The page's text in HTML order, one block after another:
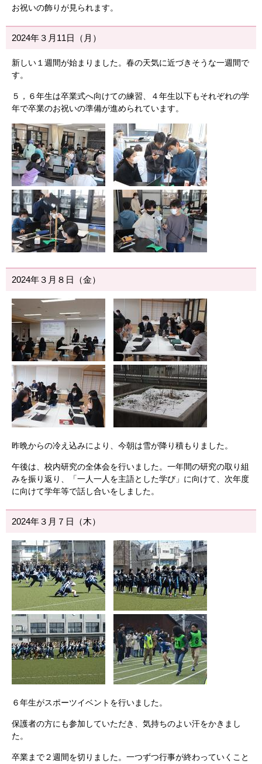
お祝いの飾りが見られます。
2024年３月11日（月）
新しい１週間が始まりました。春の天気に近づきそうな一週間で
す。
５，６年生は卒業式へ向けての練習、４年生以下もそれぞれの学
年で卒業のお祝いの準備が進められています。
2024年３月８日（金）
昨晩からの冷え込みにより、今朝は雪が降り積もりました。
午後は、校内研究の全体会を行いました。一年間の研究の取り組
みを振り返り、「一人一人を主語とした学び」に向けて、次年度
に向けて学年等で話し合いをしました。
2024年３月７日（木）
６年生がスポーツイベントを行いました。
保護者の方にも参加していただき、気持ちのよい汗をかきまし
た。
卒業まで２週間を切りました。一つずつ行事が終わっていくこと